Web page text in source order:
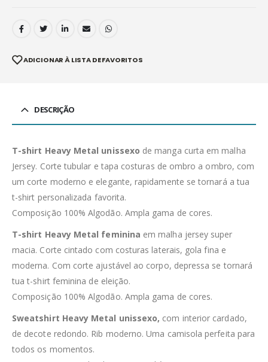
ADICIONAR À LISTA DE FAVORITOS
DESCRIÇÃO
T-shirt Heavy Metal unissexo de manga curta em malha
Jersey. Corte tubular e tapa costuras de ombro a ombro, com
um corte moderno e elegante, rapidamente se tornará a tua
t-shirt personalizada favorita.
Composição 100% Algodão. Ampla gama de cores.
T-shirt Heavy Metal feminina em malha jersey super
macia. Corte cintado com costuras laterais, gola fina e
moderna. Com corte ajustável ao corpo, depressa se tornará
tua t-shirt feminina de eleição.
Composição 100% Algodão. Ampla gama de cores.
Sweatshirt Heavy Metal unissexo, com interior cardado,
de decote redondo. Rib moderno. Uma camisola perfeita para
todos os momentos.